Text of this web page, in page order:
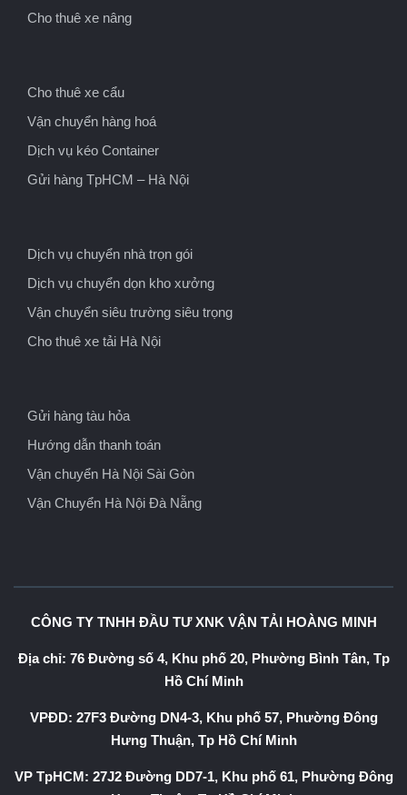
Cho thuê xe nâng
Cho thuê xe cẩu
Vận chuyển hàng hoá
Dịch vụ kéo Container
Gửi hàng TpHCM – Hà Nội
Dịch vụ chuyển nhà trọn gói
Dịch vụ chuyển dọn kho xưởng
Vận chuyển siêu trường siêu trọng
Cho thuê xe tải Hà Nội
Gửi hàng tàu hỏa
Hướng dẫn thanh toán
Vận chuyển Hà Nội Sài Gòn
Vận Chuyển Hà Nội Đà Nẵng
CÔNG TY TNHH ĐẦU TƯ XNK VẬN TẢI HOÀNG MINH
Địa chỉ: 76 Đường số 4, Khu phố 20, Phường Bình Tân, Tp
Hồ Chí Minh
VPĐD: 27F3 Đường DN4-3, Khu phố 57, Phường Đông
Hưng Thuận, Tp Hồ Chí Minh
VP TpHCM: 27J2 Đường DD7-1, Khu phố 61, Phường Đông